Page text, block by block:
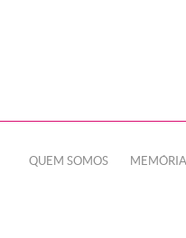
QUEM SOMOS MEMÓRIA